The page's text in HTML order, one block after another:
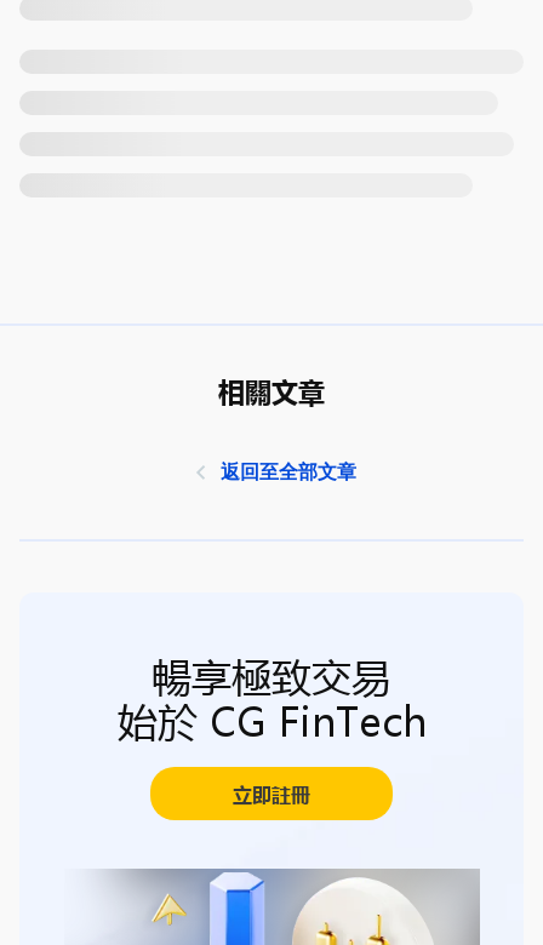
相關文章
返回至全部文章
暢享極致交易
始於 CG FinTech
立即註冊